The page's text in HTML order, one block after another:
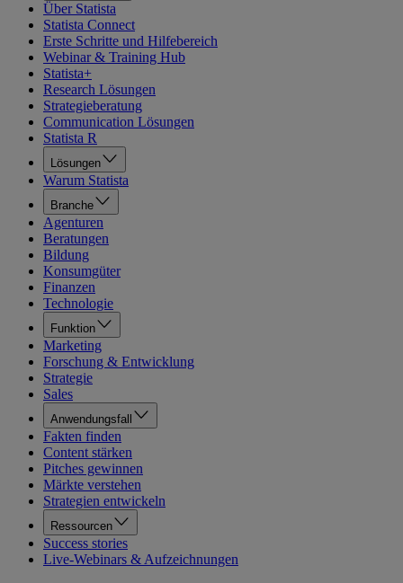
Über Statista
Statista Connect
Erste Schritte und Hilfebereich
Webinar & Training Hub
Statista+
Research Lösungen
Strategieberatung
Communication Lösungen
Statista R
Lösungen
Warum Statista
Branche
Agenturen
Beratungen
Bildung
Konsumgüter
Finanzen
Technologie
Funktion
Marketing
Forschung & Entwicklung
Strategie
Sales
Anwendungsfall
Fakten finden
Content stärken
Pitches gewinnen
Märkte verstehen
Strategien entwickeln
Ressourcen
Success stories
Live-Webinars & Aufzeichnungen